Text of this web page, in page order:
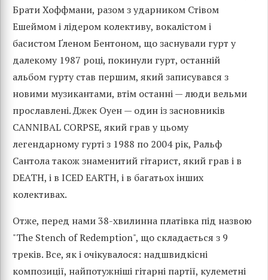
Брати Хоффмани, разом з ударником Стівом
Ешеймом і лідером колективу, вокалістом і
басистом Ґленом Бентоном, що заснували гурт у
далекому 1987 році, покинули гурт, останній
альбом гурту став першим, який записувався з
новими музикантами, втім останні — люди вельми
прославлені. Джек Оуен — один із засновників
CANNIBAL CORPSE, який грав у цьому
легендарному гурті з 1988 по 2004 рік, Ральф
Сантола також знаменитий гітарист, який грав і в
DEATH, і в ICED EARTH, і в багатьох інших
колективах.
Отже, перед нами 38-хвилинна платівка під назвою
"The Stench of Redemption", що складається з 9
треків. Все, як і очікувалося: надшвидкісні
композиції, найпотужніші гітарні партії, кулеметні